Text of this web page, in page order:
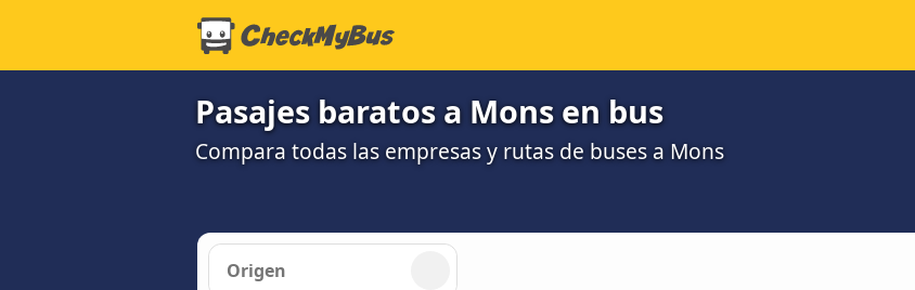
Pasajes baratos a Mons en bus
Compara todas las empresas y rutas de buses a Mons